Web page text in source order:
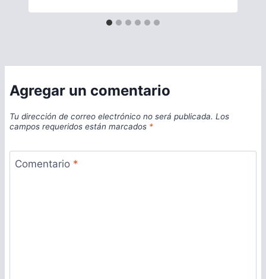
Agregar un comentario
Tu dirección de correo electrónico no será publicada. Los
campos requeridos están marcados *
Comentario *